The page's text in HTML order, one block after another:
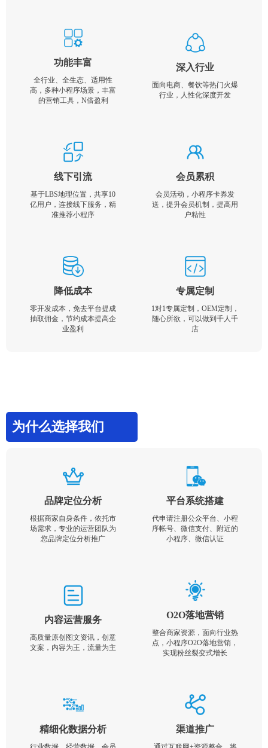
功能丰富
全行业、全生态、适用性
高，多种小程序场景，丰富
的营销工具，N倍盈利
深入行业
面向电商、餐饮等热门火爆
行业，人性化深度开发
线下引流
基于LBS地理位置，共享10
亿用户，连接线下服务，精
准推荐小程序
会员累积
会员活动，小程序卡券发
送，提升会员机制，提高用
户粘性
降低成本
零开发成本，免去平台提成
抽取佣金，节约成本提高企
业盈利
专属定制
1对1专属定制，OEM定制，
随心所欲，可以做到千人千
店
为什么选择我们
品牌定位分析
根据商家自身条件，依托市
场需求，专业的运营团队为
您品牌定位分析推广
平台系统搭建
代申请注册公众平台、小程
序帐号、微信支付、附近的
小程序、微信认证
内容运营服务
高质量原创图文资讯，创意
文案，内容为王，流量为主
O2O落地营销
整合商家资源，面向行业热
点，小程序O2O落地营销，
实现粉丝裂变式增长
精细化数据分析 渠道推广